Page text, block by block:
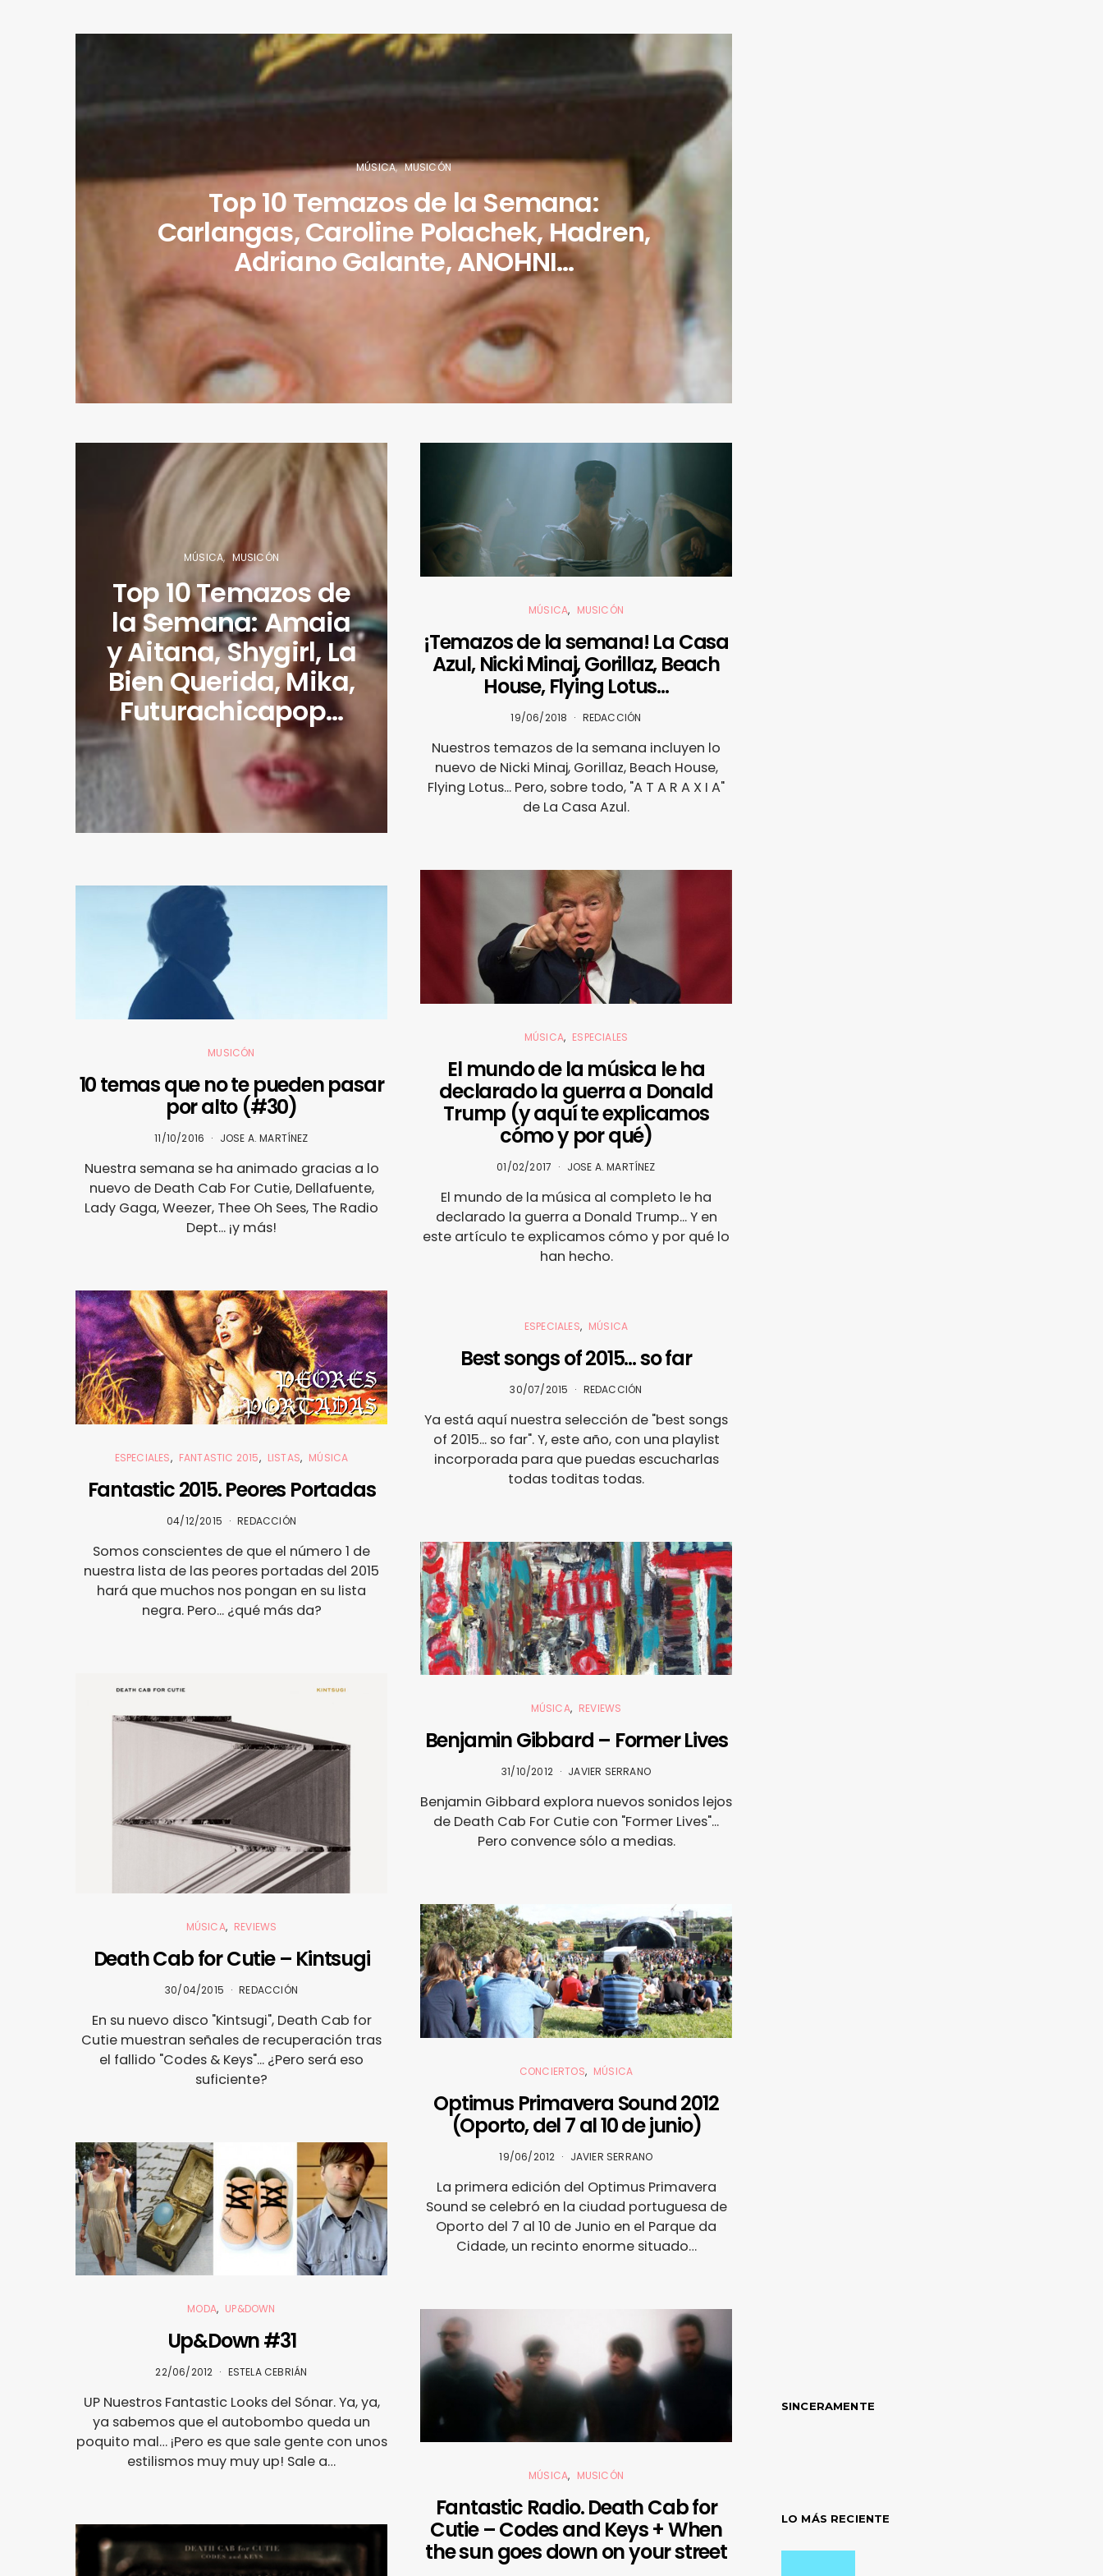
MÚSICA MUSICÓN
Top 10 Temazos de la Semana:
Carlangas, Caroline Polachek, Hadren,
Adriano Galante, ANOHNI…
MÚSICA MUSICÓN
Top 10 Temazos de
la Semana: Amaia
y Aitana, Shygirl, La
Bien Querida, Mika,
Futurachicapop…
MUSICÓN
10 temas que no te pueden pasar
por alto (#30)
11/10/2016 JOSE A. MARTÍNEZ
Nuestra semana se ha animado gracias a lo
nuevo de Death Cab For Cutie, Dellafuente,
Lady Gaga, Weezer, Thee Oh Sees, The Radio
Dept... ¡y más!
ESPECIALES FANTASTIC 2015 LISTAS MÚSICA
Fantastic 2015. Peores Portadas
04/12/2015 REDACCIÓN
Somos conscientes de que el número 1 de
nuestra lista de las peores portadas del 2015
hará que muchos nos pongan en su lista
negra. Pero... ¿qué más da?
MÚSICA REVIEWS
Death Cab for Cutie – Kintsugi
30/04/2015 REDACCIÓN
En su nuevo disco "Kintsugi", Death Cab for
Cutie muestran señales de recuperación tras
el fallido "Codes & Keys"... ¿Pero será eso
suficiente?
MODA UP&DOWN
Up&Down #31
22/06/2012 ESTELA CEBRIÁN
UP Nuestros Fantastic Looks del Sónar. Ya, ya,
ya sabemos que el autobombo queda un
poquito mal… ¡Pero es que sale gente con unos
estilismos muy muy up! Sale a…
MÚSICA MUSICÓN
¡Temazos de la semana! La Casa
Azul, Nicki Minaj, Gorillaz, Beach
House, Flying Lotus…
19/06/2018 REDACCIÓN
Nuestros temazos de la semana incluyen lo
nuevo de Nicki Minaj, Gorillaz, Beach House,
Flying Lotus... Pero, sobre todo, "A T A R A X I A"
de La Casa Azul.
MÚSICA ESPECIALES
El mundo de la música le ha
declarado la guerra a Donald
Trump (y aquí te explicamos
cómo y por qué)
01/02/2017 JOSE A. MARTÍNEZ
El mundo de la música al completo le ha
declarado la guerra a Donald Trump... Y en
este artículo te explicamos cómo y por qué lo
han hecho.
ESPECIALES MÚSICA
Best songs of 2015… so far
30/07/2015 REDACCIÓN
Ya está aquí nuestra selección de "best songs
of 2015... so far". Y, este año, con una playlist
incorporada para que puedas escucharlas
todas toditas todas.
MÚSICA REVIEWS
Benjamin Gibbard – Former Lives
31/10/2012 JAVIER SERRANO
Benjamin Gibbard explora nuevos sonidos lejos
de Death Cab For Cutie con "Former Lives"...
Pero convence sólo a medias.
CONCIERTOS MÚSICA
Optimus Primavera Sound 2012
(Oporto, del 7 al 10 de junio)
19/06/2012 JAVIER SERRANO
La primera edición del Optimus Primavera
Sound se celebró en la ciudad portuguesa de
Oporto del 7 al 10 de Junio en el Parque da
Cidade, un recinto enorme situado…
MÚSICA MUSICÓN
Fantastic Radio. Death Cab for
Cutie – Codes and Keys + When
the sun goes down on your street
SINCERAMENTE
LO MÁS RECIENTE